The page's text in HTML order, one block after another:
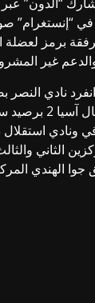
“إنستغرام”
اللقاء (2–0)، مرفقة
غير
نادي النصر
الرابعة في
ونادي
الثاني
جوا الهندي